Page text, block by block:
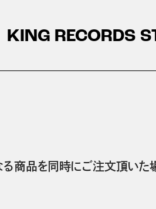
KING RECORDS
商品を同時にご注文頂いた